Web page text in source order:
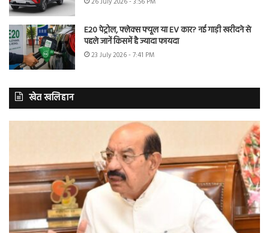
E20 पेट्रोल, फ्लेक्स फ्यूल या EV कार? नई गाड़ी खरीदने से
पहले जानें किसमें है ज्यादा फायदा
23 July 2026 - 7:41 PM
खेत खलिहान